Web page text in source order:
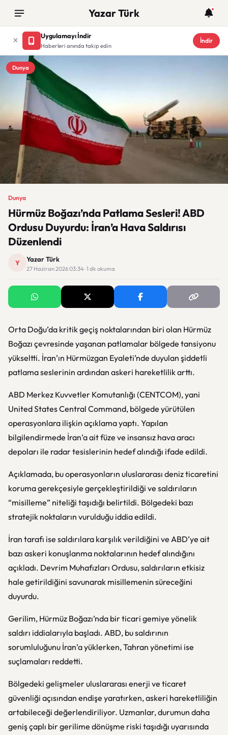
Yazar Türk
Uygulamayı İndir
Haberleri anında takip edin
İndir
Dunya
Dunya
Hürmüz Boğazı’nda Patlama Sesleri! ABD
Ordusu Duyurdu: İran’a Hava Saldırısı
Düzenlendi
Y Yazar Türk
27 Haziran 2026 03:34 · 1 dk okuma
Orta Doğu’da kritik geçiş noktalarından biri olan Hürmüz
Boğazı çevresinde yaşanan patlamalar bölgede tansiyonu
yükseltti. İran’ın Hürmüzgan Eyaleti’nde duyulan şiddetli
patlama seslerinin ardından askeri hareketlilik arttı.
ABD Merkez Kuvvetler Komutanlığı (CENTCOM), yani
United States Central Command, bölgede yürütülen
operasyonlara ilişkin açıklama yaptı. Yapılan
bilgilendirmede İran’a ait füze ve insansız hava aracı
depoları ile radar tesislerinin hedef alındığı ifade edildi.
Açıklamada, bu operasyonların uluslararası deniz ticaretini
koruma gerekçesiyle gerçekleştirildiği ve saldırıların
“misilleme” niteliği taşıdığı belirtildi. Bölgedeki bazı
stratejik noktaların vurulduğu iddia edildi.
İran tarafı ise saldırılara karşılık verildiğini ve ABD’ye ait
bazı askeri konuşlanma noktalarının hedef alındığını
açıkladı. Devrim Muhafızları Ordusu, saldırıların etkisiz
hale getirildiğini savunarak misillemenin süreceğini
duyurdu.
Gerilim, Hürmüz Boğazı’nda bir ticari gemiye yönelik
saldırı iddialarıyla başladı. ABD, bu saldırının
sorumluluğunu İran’a yüklerken, Tahran yönetimi ise
suçlamaları reddetti.
Bölgedeki gelişmeler uluslararası enerji ve ticaret
güvenliği açısından endişe yaratırken, askeri hareketliliğin
artabileceği değerlendiriliyor. Uzmanlar, durumun daha
geniş çaplı bir gerilime dönüşme riski taşıdığı uyarısında